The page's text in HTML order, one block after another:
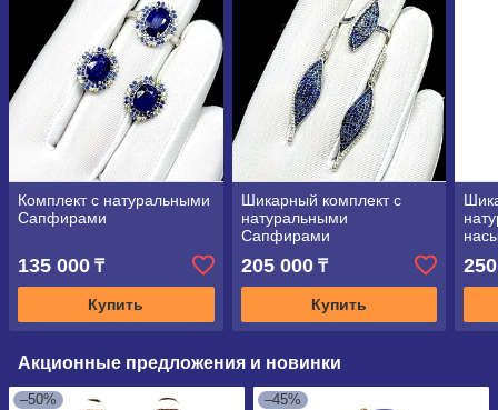
Комплект с натуральными
Сапфирами
135 000 ₸
Купить
Шикарный комплект с
натуральными
Сапфирами
205 000₸
Купить
Акционные предложения и новинки
–50% –45%